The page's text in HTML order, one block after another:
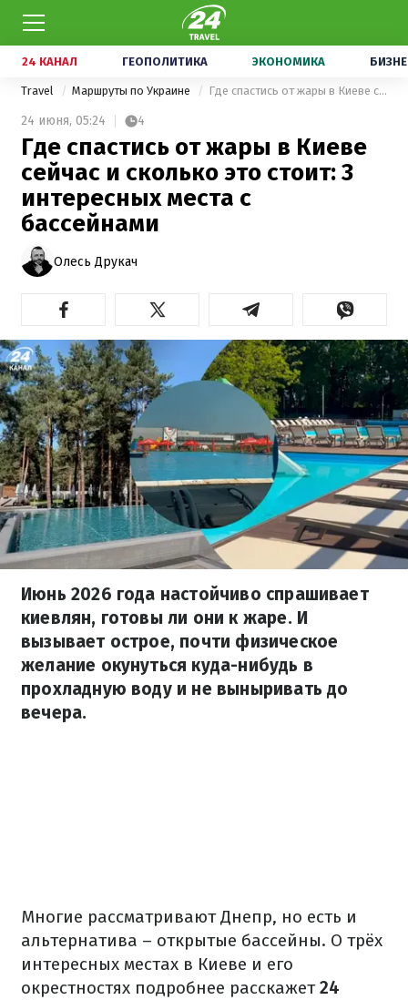
24 КАНАЛ ГЕОПОЛИТИКА ЭКОНОМИКА
Travel Маршруты по Украине Где спастись от жары в Киеве сейчас и сколько это стоит: 3 интересных места с бассейнами
24 июня, 05:24 4
Где спастись от жары в Киеве
сейчас и сколько это стоит: 3
интересных места с
бассейнами
Олесь Друкач
Июнь 2026 года настойчиво спрашивает
киевлян, готовы ли они к жаре. И
вызывает острое, почти физическое
желание окунуться куда-нибудь в
прохладную воду и не выныривать до
вечера.
Многие рассматривают Днепр, но есть и
альтернатива – открытые бассейны. О трёх
интересных местах в Киеве и его
окрестностях подробнее расскажет24